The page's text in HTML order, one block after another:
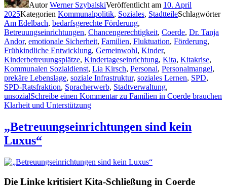
AutorWerner SzybalskiVeröffentlicht am 10. April
2025Kategorien Kommunalpolitik, Soziales, StadtteileSchlagwörter
Am Edelbach, bedarfsgerechte Förderung,
Betreuungseinrichtungen, Chancengerechtigkeit, Coerde, Dr. Tanja
Andor, emotionale Sicherheit, Familien, Fluktuation, Förderung,
Frühkindliche Entwicklung, Gemeinwohl, Kinder,
Kinderbetreuungsplätze, Kindertageseinrichtung, Kita, Kitakrise,
Kommunalen Sozialdienst, Lia Kirsch, Personal, Personalmangel,
prekäre Lebenslage, soziale Infrastruktur, soziales Lernen, SPD,
SPD-Ratsfraktion, Spracherwerb, Stadtverwaltung,
unsozialSchreibe einen Kommentarzu Familien in Coerde brauchen
Klarheit und Unterstützung
„Betreuungseinrichtungen sind kein
Luxus“
Die Linke kritisiert Kita-Schließung in Coerde